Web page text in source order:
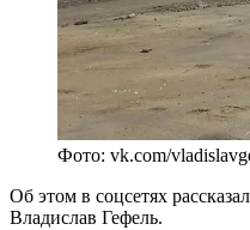
Фото: vk.com/
Об этом в соцсетях
Владислав Гефель.